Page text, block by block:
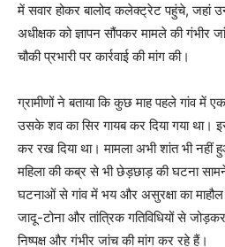
में सवार होकर बालोद कलेक्ट्रेट पहुंचे, जहां
अधीक्षक को ज्ञापन सौंपकर मामले की गंभीर
चौकी प्रभारी पर कार्रवाई की मांग की।
ग्रामीणों ने बताया कि कुछ माह पहले गांव में
उसके शव का सिर गायब कर दिया गया था।
कर रख दिया था। मामला अभी शांत भी नहीं
महिला की कब्र से भी छेड़छाड़ की घटना
घटनाओं से गांव में भय और असुरक्षा का
जादू-टोना और तांत्रिक गतिविधियों से
निष्पक्ष और गंभीर जांच की मांग कर रहे हैं।